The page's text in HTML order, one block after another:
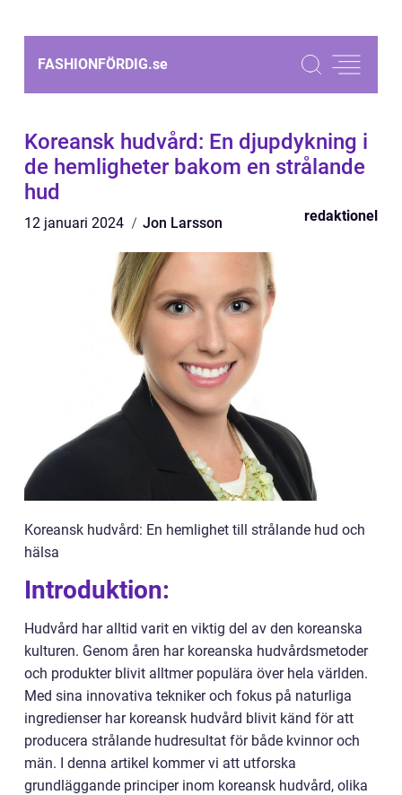
FASHIONFÖRDIG.se
Koreansk hudvård: En djupdykning i
de hemligheter bakom en strålande
hud
12 januari 2024 Jon Larsson redaktionel
Koreansk hudvård: En hemlighet till strålande hud och
hälsa
Introduktion:
Hudvård har alltid varit en viktig del av den koreanska
kulturen. Genom åren har koreanska hudvårdsmetoder
och produkter blivit alltmer populära över hela världen.
Med sina innovativa tekniker och fokus på naturliga
ingredienser har koreansk hudvård blivit känd för att
producera strålande hudresultat för både kvinnor och
män. I denna artikel kommer vi att utforska
grundläggande principer inom koreansk hudvård, olika